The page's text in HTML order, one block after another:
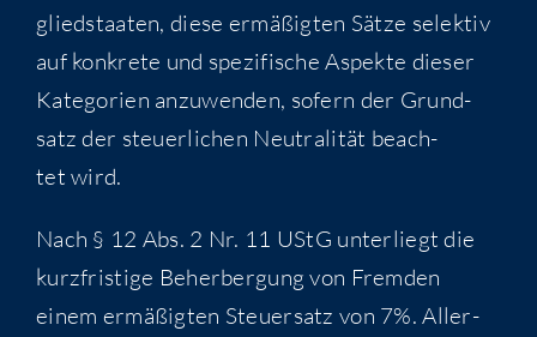
glied­staa­ten, die­se ermä­ßig­ten Sät­ze selek­tiv
auf kon­kre­te und spe­zi­fi­sche Aspek­te die­ser
Kate­go­rien anzu­wen­den, sofern der Grund­
satz der steu­er­li­chen Neu­tra­li­tät beach­
tet wird.
Nach § 12 Abs. 2 Nr. 11 UStG unter­liegt die
kurz­fris­ti­ge Beher­ber­gung von Frem­den
einem ermä­ßig­ten Steu­er­satz von 7%. Aller­